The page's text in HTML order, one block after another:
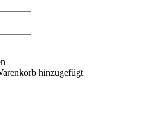
hinzugefügt